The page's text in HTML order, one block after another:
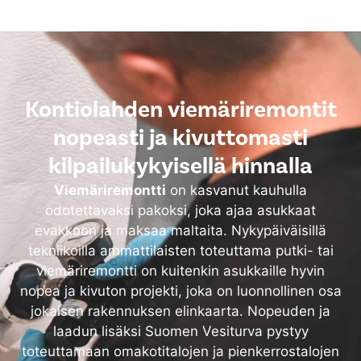
Kontiolahden viemäriremontit
nopeasti ja kivuttomasti
kilpailukykyisellä hinnalla
Viemäriremontti on kasvanut kauhulla
odotettavaksi pakoksi, joka ajaa asukkaat
evakkoon ja maksaa maltaita. Nykypäiväisillä
tekniikoilla ammattilaisten toteuttama putki- tai
viemäriremontti on kuitenkin asukkaille hyvin
nopea ja kivuton projekti, joka on luonnollinen osa
jokaisen rakennuksen elinkaarta. Nopeuden ja
laadun lisäksi Suomen Vesiturva pystyy
toteuttamaan omakotitalojen ja pienkerrostalojen